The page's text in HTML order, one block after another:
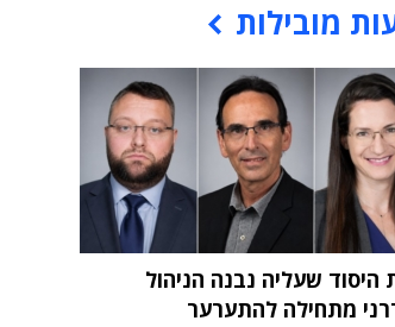
מובילות
היסוד שעליה נבנה הניהול
מתחילה להתערער